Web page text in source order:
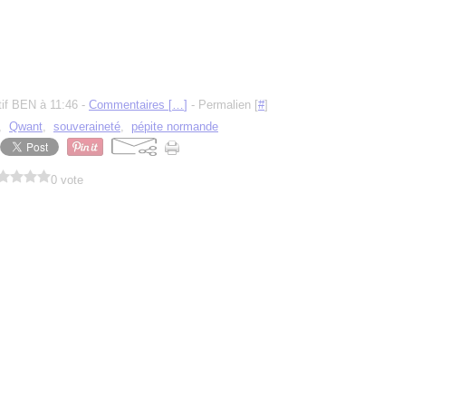
BEN à 11:46 - Commentaires […] - Permalien [#]
, Qwant, souveraineté, pépite normande
0 vote